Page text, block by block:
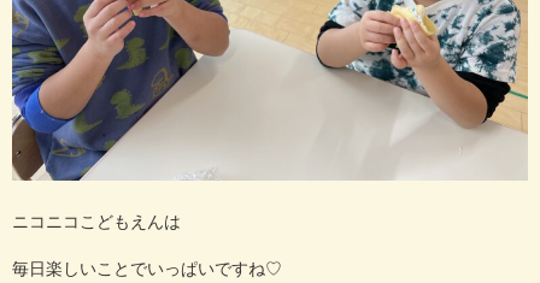
ニコニコこどもえんは
毎日楽しいことでいっぱいですね♡